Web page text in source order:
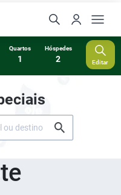
Quartos
1
Hóspedes
2 Editar